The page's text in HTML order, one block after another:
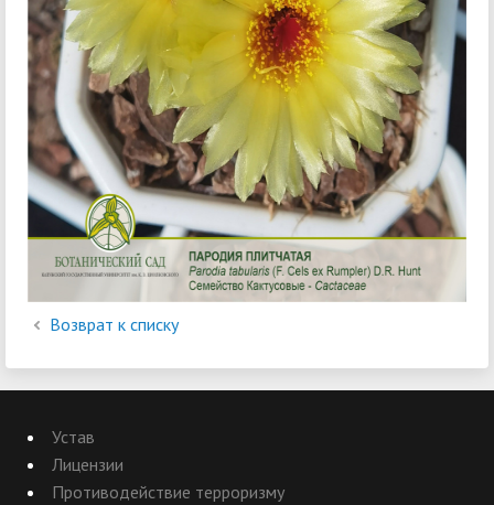
Возврат к списку
Устав
Лицензии
Противодействие терроризму